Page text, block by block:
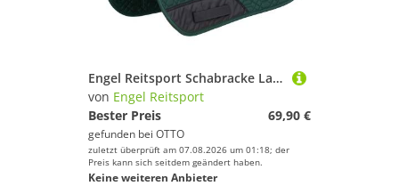
Engel Reitsport Schabracke Lammfell Schabracke SCHABRA1 Fellrand vorne Fell in Sattellage, (1-St)
von Engel Reitsport
Bester Preis
69,90 €
gefunden bei OTTO
zuletzt überprüft am 07.08.2026 um 01:18; der
Preis kann sich seitdem geändert haben.
Keine weiteren Anbieter